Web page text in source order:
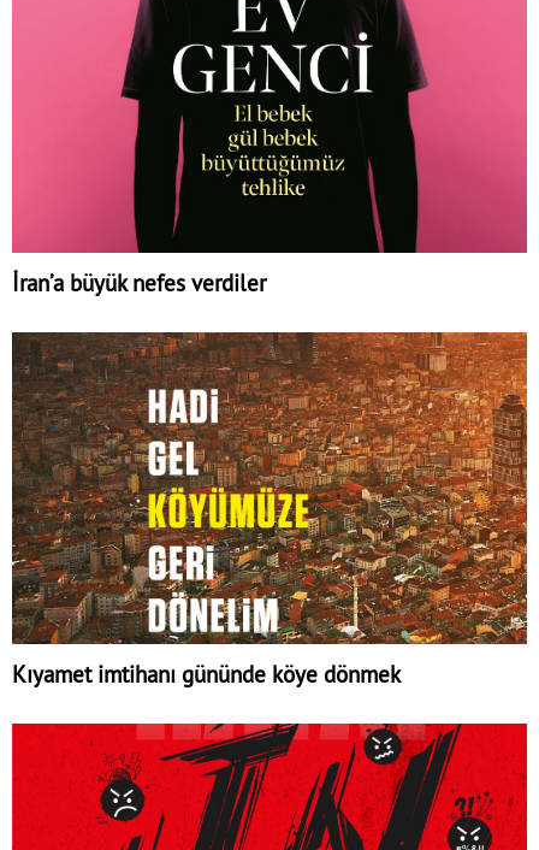
İran’a büyük nefes verdiler
Kıyamet imtihanı gününde köye dönmek